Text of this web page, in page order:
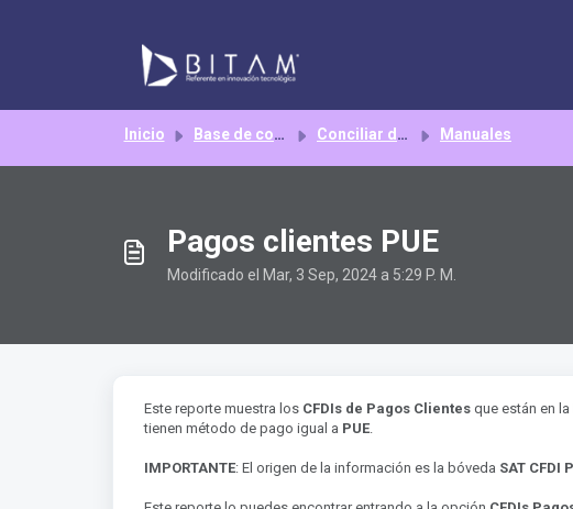
Inicio Base de conocimientos Conciliar discrepancias Manuales
Pagos clientes PUE
Modificado el Mar, 3 Sep, 2024 a 5:29 P. M.
Este reporte muestra los CFDIs de Pagos Clientes que están en
tienen método de pago igual a PUE.
IMPORTANTE: El origen de la información es la bóveda SAT CFDI